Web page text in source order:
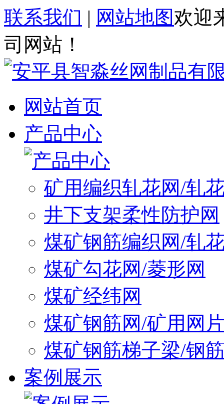
联系我们 | 网站地图欢迎
司网站！
网站首页
产品中心
矿用编织轧花网/轧
井下支架柔性防护网
煤矿钢筋编织网/轧
煤矿勾花网/菱形网
煤矿经纬网
煤矿钢筋网/矿用网
煤矿钢筋梯子梁/钢
案例展示